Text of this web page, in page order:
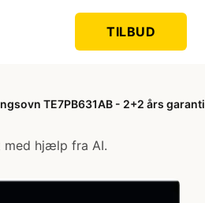
TILBUD
TE7PB631AB - 2+2 års garanti
med hjælp fra AI.